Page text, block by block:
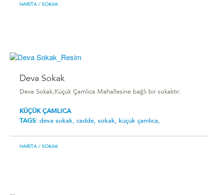
HARITA / SOKAK
Deva Sokak
Deva Sokak,Küçük Çamlıca Mahallesine bağlı bir sokaktır.
KÜÇÜK ÇAMLICA
TAGS: deva sokak, cadde, sokak, küçük çamlıca,
HARITA / SOKAK